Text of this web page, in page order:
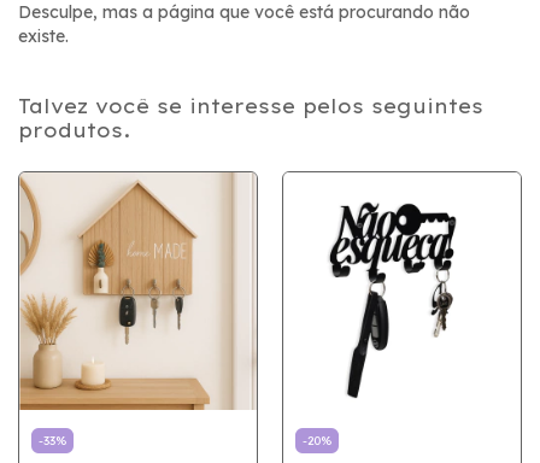
Desculpe, mas a página que você está procurando não
existe.
Talvez você se interesse pelos seguintes
produtos.
-33% -20%